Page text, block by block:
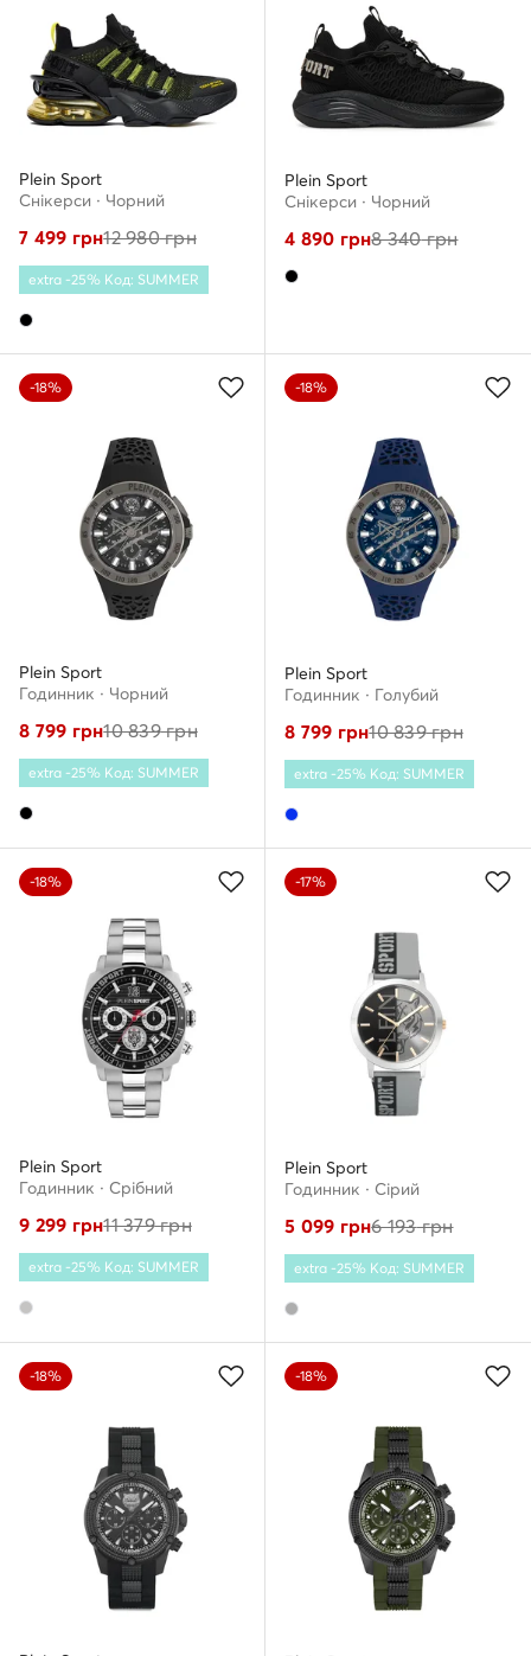
Plein Sport
Снікерcи · Чорний
7 499 грн12 980грн
extra -25% Код: SUMMER
Plein Sport
Снікерcи · Чорний
4 890 грн8 340грн
-18%
Plein Sport
Годинник · Чорний
8 799 грн10 839грн
extra -25% Код: SUMMER
-18%
Plein Sport
Годинник · Голубий
8 799 грн10 839грн
extra -25% Код: SUMMER
-18%
Plein Sport
Годинник · Срібний
9 299 грн11 379грн
extra -25% Код: SUMMER
-17%
Plein Sport
Годинник · Сірий
5 099 грн6 193грн
extra -25% Код: SUMMER
-18% -18%